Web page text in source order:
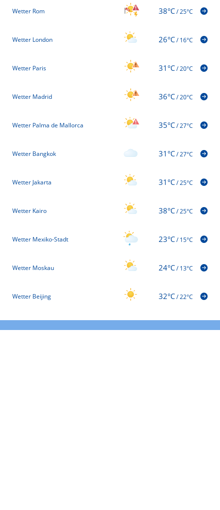
Wetter Rom 38°C/25°C
Wetter London 26°C/16°C
Wetter Paris 31°C/20°C
Wetter Madrid 36°C/20°C
Wetter Palma de Mallorca 35°C/27°C
Wetter Bangkok 31°C/27°C
Wetter Jakarta 31°C/25°C
Wetter Kairo 38°C/25°C
Wetter Mexiko-Stadt 23°C/15°C
Wetter Moskau 24°C/13°C
Wetter Beijing 32°C/22°C